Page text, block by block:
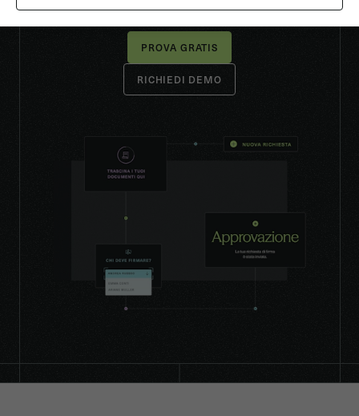
RICHIEDI DEMO